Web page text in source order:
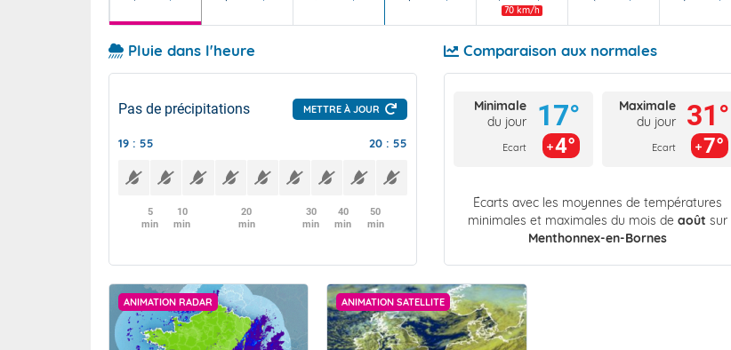
70 km/h
Pluie dans l'heure
Pas de précipitations METTRE À JOUR
19 : 55 20 : 55
5
min
10
min
20
min
30
min
40
min
50
min
Comparaison aux normales
Minimale
du jour
Ecart
17°
4°
Maximale
du jour
Ecart
31°
7°
Écarts avec les moyennes de températures
minimales et maximales du mois de août sur
Menthonnex-en-Bornes
ANIMATION RADAR ANIMATION SATELLITE